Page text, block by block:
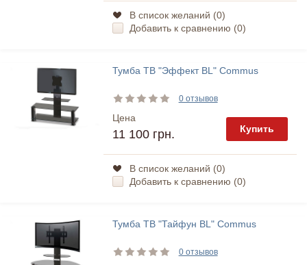
В список желаний (0)
Добавить к сравнению (0)
Тумба ТВ "Эффект BL" Commus
0 отзывов
Цена
11 100 грн. Купить
В список желаний (0)
Добавить к сравнению (0)
Тумба ТВ "Тайфун BL" Commus
0 отзывов